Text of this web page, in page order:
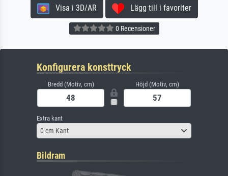
Visa i 3D/AR Lägg till i favoriter
0 Recensioner
Konfigurera konsttryck
Bredd (Motiv, cm) Höjd (Motiv, cm)
Extra kant
0 cm Kant
Bildram